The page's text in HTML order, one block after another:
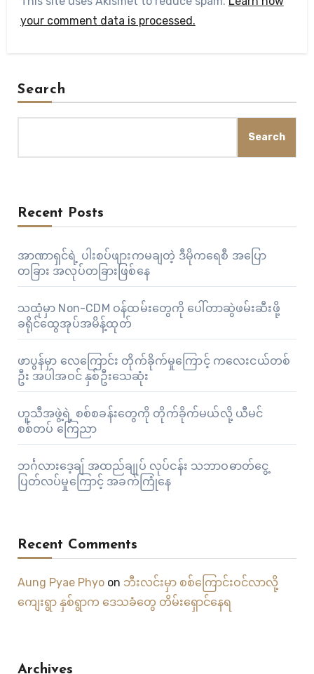
your comment data is processed.
Search
Search
Recent Posts
အာဏာရှင်ရဲ့ ပါးစပ်ဖျားကမချတဲ့ ဒီမိုကရေစီ အပြော
တခြား အလုပ်တခြားဖြစ်နေ
သထုံမှာ Non-CDM ဝန်ထမ်းတွေကို ပေါ်တာဆွဲဖမ်းဆီးဖို့
ခရိုင်ထွေအုပ်အမိန့်ထုတ်
ဖာပွန်မှာ လေကြောင်း တိုက်ခိုက်မှုကြောင့် ကလေးငယ်တစ်
ဦး အပါအဝင် နှစ်ဦးသေဆုံး
ဟူသီအဖွဲ့ရဲ့ စစ်စခန်းတွေကို တိုက်ခိုက်မယ်လို့ ယီမင်
စစ်တပ် ကြေညာ
ဘင်္ဂလားဒေ့ချ် အထည်ချုပ် လုပ်ငန်း သဘာဝဓာတ်ငွေ့
ပြတ်လပ်မှုကြောင့် အခက်ကြုံနေ
Recent Comments
Aung Pyae Phyoon ဘီးလင်းမှာ စစ်ကြောင်းဝင်လာလို့
ကျေးရွာ နှစ်ရွာက ဒေသခံတွေ တိမ်းရှောင်နေရ
Archives